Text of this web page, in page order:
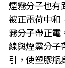
煙霧分子也有
被正電荷中和
霧分子帶正電
線與煙霧分子
引，使塑膠瓶